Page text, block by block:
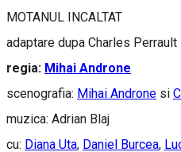
MOTANUL INCALTAT
adaptare dupa Charles Perrault
regia: Mihai Androne
scenografia: Mihai Androne si
muzica: Adrian Blaj
cu: Diana Uta, Daniel Burcea,